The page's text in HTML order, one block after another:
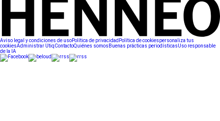
Aviso legal y condiciones de usoPolítica de privacidad Política de cookiespersonaliza tus
cookiesAdministrar UtiqContactoQuiénes somos Buenas prácticas periodísticasUso responsable
de la IA